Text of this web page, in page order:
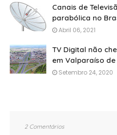
Canais de
parabólica no
Abril 06, 2021
TV Digital não
em Valparaíso de
Setembro 24, 2020
2 Comentários